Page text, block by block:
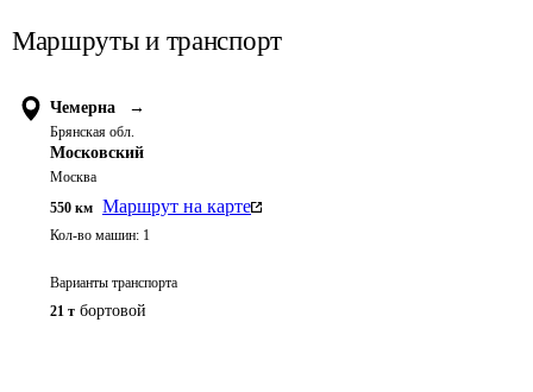
Маршруты и транспорт
Чемерна →
Брянская обл.
Московский
Москва
550 км Маршрут на карте
Кол-во машин: 1
Варианты транспорта
21 т бортовой